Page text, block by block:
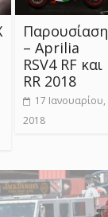
Παρουσίαση
– Aprilia
RSV4 RF και
RR 2018
17 Ιανουαρίου,
2018